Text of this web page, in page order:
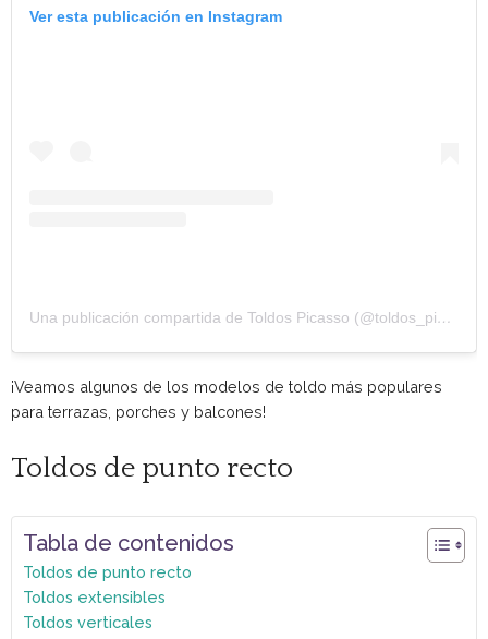
Ver esta publicación en Instagram
Una publicación compartida de Toldos Picasso (@toldos_picasso)
¡Veamos algunos de los modelos de toldo más populares
para terrazas, porches y balcones!
Toldos de punto recto
Tabla de contenidos
Toldos de punto recto
Toldos extensibles
Toldos verticales